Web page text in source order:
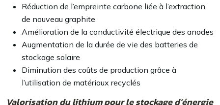
Réduction de l’empreinte carbone liée à l’extraction
de nouveau graphite
Amélioration de la conductivité électrique des anodes
Augmentation de la durée de vie des batteries de
stockage solaire
Diminution des coûts de production grâce à
l’utilisation de matériaux recyclés
Valorisation du lithium pour le stockage d’énergie